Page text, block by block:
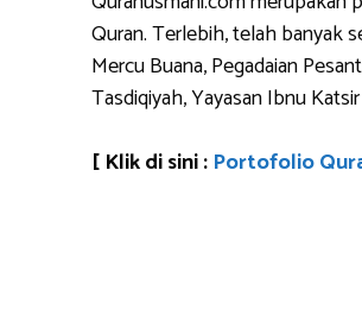
Quran. Terlebih, telah banyak
Mercu Buana, Pegadaian
Tasdiqiyah, Yayasan Ibnu
[ Klik di sini : Portofolio